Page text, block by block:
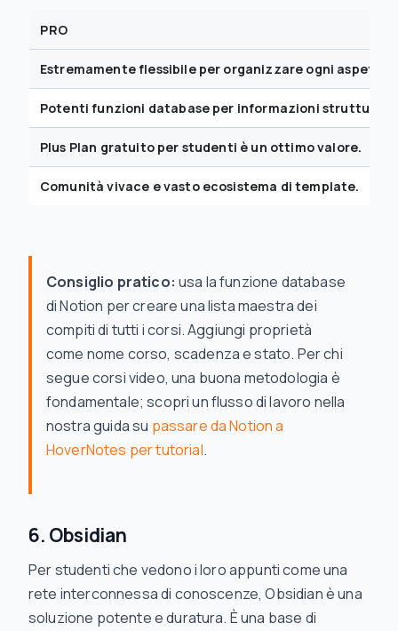
PRO
Estremamente flessibile per organizzare ogni aspetto
Potenti funzioni database per informazioni
Plus Plan gratuito per studenti è un ottimo valore.
Comunità vivace e vasto ecosistema di template.
Consiglio pratico: usa la funzione database
di Notion per creare una lista maestra dei
compiti di tutti i corsi. Aggiungi proprietà
come nome corso, scadenza e stato. Per chi
segue corsi video, una buona metodologia è
fondamentale; scopri un flusso di lavoro nella
nostra guida su passare da Notion a
HoverNotes per tutorial.
6. Obsidian
Per studenti che vedono i loro appunti come una
rete interconnessa di conoscenze, Obsidian è una
soluzione potente e duratura. È una base di